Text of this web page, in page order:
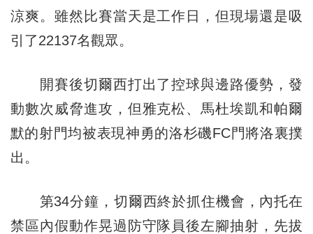
涼爽。雖然比賽當天是工作日，但現場還是吸
引了22137名觀眾。
開賽後切爾西打出了控球與邊路優勢，發
動數次威脅進攻，但雅克松、馬杜埃凱和帕爾
默的射門均被表現神勇的洛杉磯FC門將洛裏撲
出。
第34分鐘，切爾西終於抓住機會，內托在
禁區內假動作晃過防守隊員後左腳抽射，先拔